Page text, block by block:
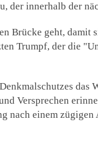
der innerhalb der
Brücke geht,
Trumpf, der die
das
Versprechen
einem